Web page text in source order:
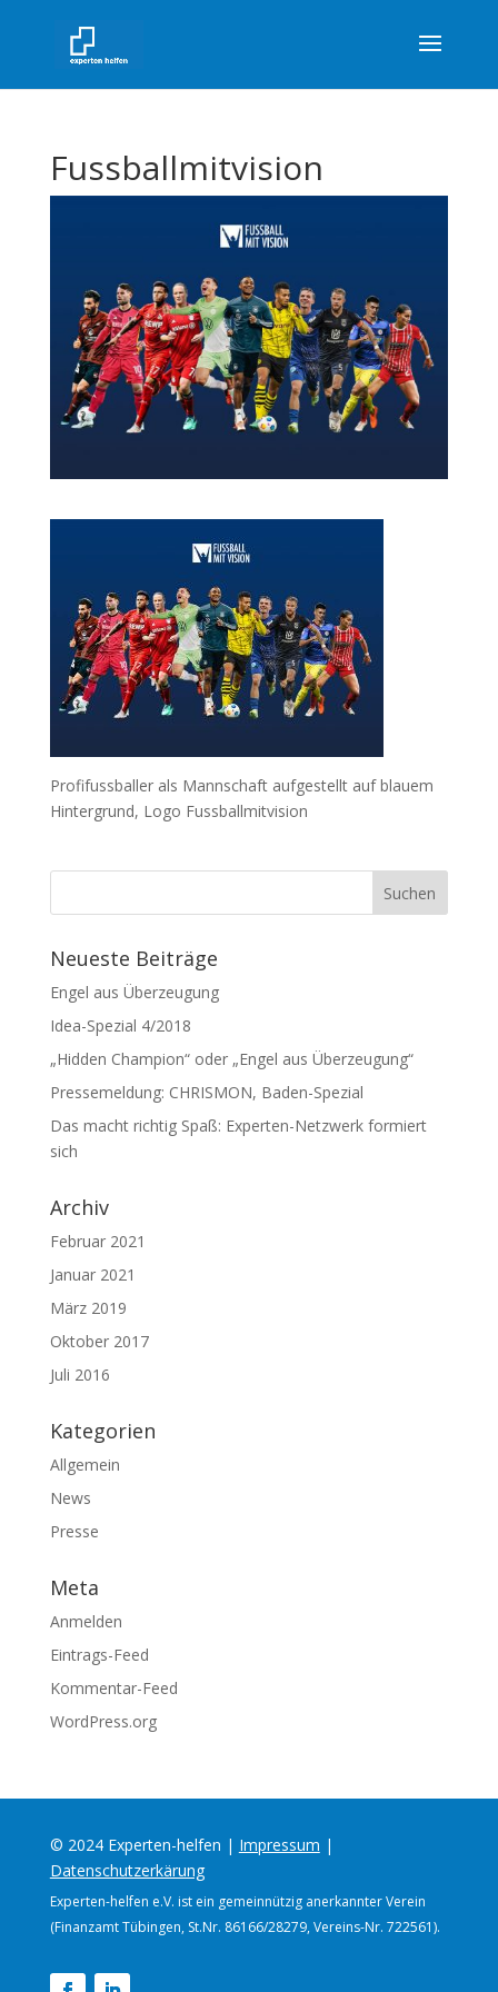
Fussballmitvision
Profifussballer als Mannschaft aufgestellt auf blauem
Hintergrund, Logo Fussballmitvision
Neueste Beiträge
Engel aus Überzeugung
Idea-Spezial 4/2018
„Hidden Champion“ oder „Engel aus Überzeugung“
Pressemeldung: CHRISMON, Baden-Spezial
Das macht richtig Spaß: Experten-Netzwerk formiert
sich
Archiv
Februar 2021
Januar 2021
März 2019
Oktober 2017
Juli 2016
Kategorien
Allgemein
News
Presse
Meta
Anmelden
Eintrags-Feed
Kommentar-Feed
WordPress.org
© 2024 Experten-helfen | Impressum |
Datenschutzerkärung
Experten-helfen e.V. ist ein gemeinnützig anerkannter Verein
(Finanzamt Tübingen, St.Nr. 86166/28279, Vereins-Nr. 722561).